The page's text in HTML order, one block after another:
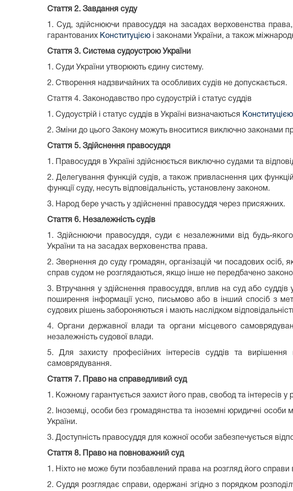
Стаття 2. Завдання суду
1. Суд, здійснюючи правосуддя на засадах верховенства
гарантованих Конституцією і законами України, а також
Стаття 3. Система судоустрою України
1. Суди України утворюють єдину систему.
2. Створення надзвичайних та особливих судів не допускається.
Стаття 4. Законодавство про судоустрій і статус суддів
1. Судоустрій і статус суддів в Україні визначаються
2. Зміни до цього Закону можуть вноситися виключно законами
Стаття 5. Здійснення правосуддя
1. Правосуддя в Україні здійснюється виключно судами та
2. Делегування функцій судів, а також привласнення цих
функції суду, несуть відповідальність, установлену законом.
3. Народ бере участь у здійсненні правосуддя через присяжних.
Стаття 6. Незалежність судів
1. Здійснюючи правосуддя, суди є незалежними від будь-
України та на засадах верховенства права.
2. Звернення до суду громадян, організацій чи посадових осіб,
справ судом не розглядаються, якщо інше не передбачено
3. Втручання у здійснення правосуддя, вплив на суд або суддів
поширення інформації усно, письмово або в інший спосіб з
судових рішень забороняються і мають наслідком
4. Органи державної влади та органи місцевого
незалежність судової влади.
5. Для захисту професійних інтересів суддів та вирішення
самоврядування.
Стаття 7. Право на справедливий суд
1. Кожному гарантується захист його прав, свобод та інтересів
2. Іноземці, особи без громадянства та іноземні юридичні
України.
3. Доступність правосуддя для кожної особи забезпечується
Стаття 8. Право на повноважний суд
1. Ніхто не може бути позбавлений права на розгляд його
2. Суддя розглядає справи, одержані згідно з порядком